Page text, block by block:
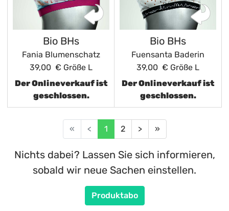
Bio BHs
Fania Blumenschatz
39,00 € Größe L
Der Onlineverkauf ist
geschlossen.
Bio BHs
Fuensanta Baderin
39,00 € Größe L
Der Onlineverkauf ist
geschlossen.
« < 1 2 > »
Nichts dabei? Lassen Sie sich informieren,
sobald wir neue Sachen einstellen.
Produktabo